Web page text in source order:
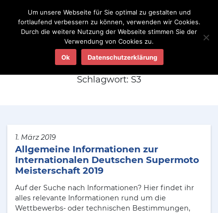
Aktuelles
Schlagwort: S3
1. März 2019
Allgemeine Informationen zur
Internationalen Deutschen Supermoto
Meisterschaft 2019
Auf der Suche nach Informationen? Hier findet ihr
alles relevante Informationen rund um die
Wettbewerbs- oder technischen Bestimmungen,
Um unsere Webseite für Sie optimal zu gestalten und
fortlaufend verbessern zu können, verwenden wir Cookies.
Durch die weitere Nutzung der Webseite stimmen Sie der
Verwendung von Cookies zu.
Ok Datenschutzerklärung